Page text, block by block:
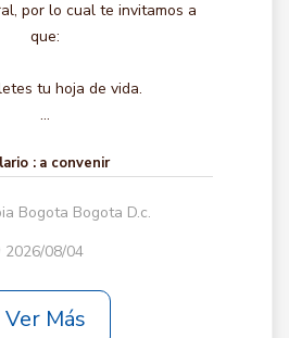
por lo cual te invitamos a
que:
tu hoja de vida.
...
: a convenir
Bogota Bogota D.c.
2026/08/04
Ver Más